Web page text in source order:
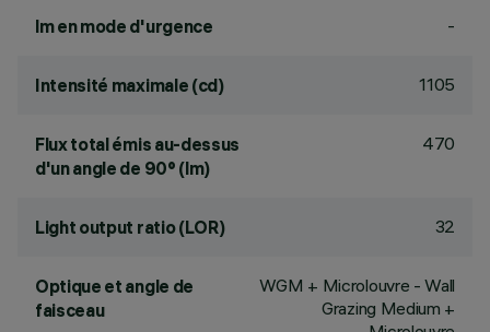
lm en mode d'urgence -
Intensité maximale (cd) 1105
Flux total émis au-dessus
d'un angle de 90° (lm)
470
Light output ratio (LOR) 32
Optique et angle de
faisceau
WGM + Microlouvre - Wall
Grazing Medium +